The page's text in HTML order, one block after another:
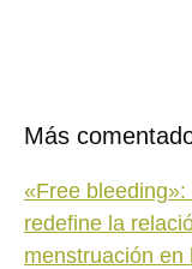
Más
«Free
redefine la
menstruación en